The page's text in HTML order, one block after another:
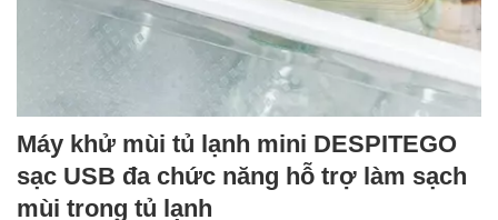
Máy khử mùi tủ lạnh mini DESPITEGO
sạc USB đa chức năng hỗ trợ làm sạch
mùi trong tủ lạnh